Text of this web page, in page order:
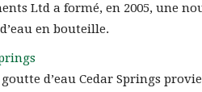
Ltd a formé, en 2005, une
en bouteille.
d’eau Cedar Springs